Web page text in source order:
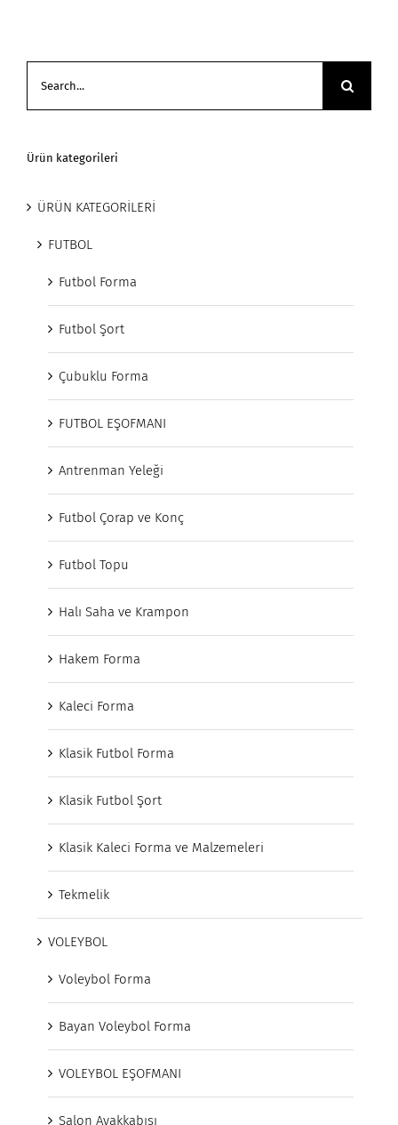
Ürün kategorileri
ÜRÜN KATEGORİLERİ
FUTBOL
Futbol Forma
Futbol Şort
Çubuklu Forma
FUTBOL EŞOFMANI
Antrenman Yeleği
Futbol Çorap ve Konç
Futbol Topu
Halı Saha ve Krampon
Hakem Forma
Kaleci Forma
Klasik Futbol Forma
Klasik Futbol Şort
Klasik Kaleci Forma ve Malzemeleri
Tekmelik
VOLEYBOL
Voleybol Forma
Bayan Voleybol Forma
VOLEYBOL EŞOFMANI
Salon Ayakkabısı